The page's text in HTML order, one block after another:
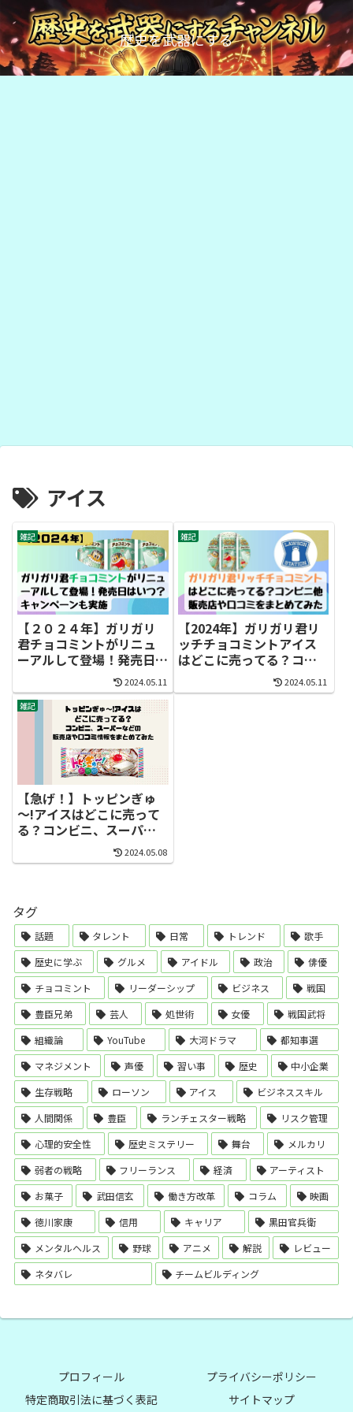
歴史を武器にする
アイス
雑記
【２０２４年】ガリガリ
君チョコミントがリニュ
ーアルして登場！発売日
はいつ？キャンペーンも
実施
2024.05.11
雑記
【2024年】ガリガリ君リ
ッチチョコミントアイス
はどこに売ってる？コン
ビニ、スーパーなどの販
売店や口コミ情報をまと
2024.05.11
雑記
【急げ！】トッピンぎゅ
～!アイスはどこに売って
る？コンビニ、スーパー
などの販売店や口コミ情
報をまとめてみた 2024.05.08
タグ
話題 タレント 日常 トレンド
歌手
歴史に学ぶ
グルメ アイドル 政治
俳優
チョコミント
リーダーシップ ビジネス
戦国
豊臣兄弟
芸人 処世術 女優
戦国武将
組織論
YouTube 大河ドラマ
都知事選
マネジメント
声優 習い事 歴史
中小企業
生存戦略
ローソン アイス
ビジネススキル
人間関係
豊臣 ランチェスター戦略
リスク管理
心理的安全性
歴史ミステリー 舞台
メルカリ
弱者の戦略
フリーランス 経済
アーティスト
お菓子
武田信玄 働き方改革 コラム
映画
徳川家康
信用 キャリア
黒田官兵衛
メンタルヘルス
野球 アニメ 解説
レビュー
ネタバレ
チームビルディング
プロフィール
プライバシーポリシー
特定商取引法に基づく表記
サイトマップ